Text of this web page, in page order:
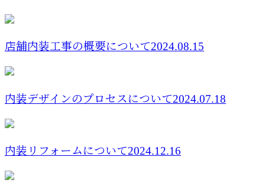
店舗内装工事の概要について2024.08.15
内装デザインのプロセスについて2024.07.18
内装リフォームについて2024.12.16